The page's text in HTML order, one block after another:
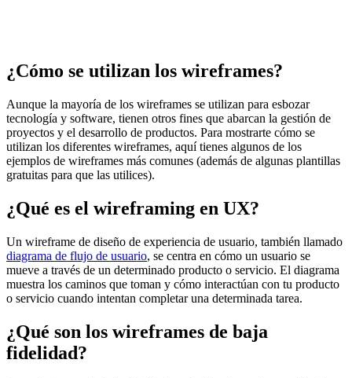
¿Cómo se utilizan los wireframes?
Aunque la mayoría de los wireframes se utilizan para esbozar
tecnología y software, tienen otros fines que abarcan la gestión de
proyectos y el desarrollo de productos. Para mostrarte cómo se
utilizan los diferentes wireframes, aquí tienes algunos de los
ejemplos de wireframes más comunes (además de algunas plantillas
gratuitas para que las utilices).
¿Qué es el wireframing en UX?
Un wireframe de diseño de experiencia de usuario, también llamado
diagrama de flujo de usuario, se centra en cómo un usuario se
mueve a través de un determinado producto o servicio. El diagrama
muestra los caminos que toman y cómo interactúan con tu producto
o servicio cuando intentan completar una determinada tarea.
¿Qué son los wireframes de baja
fidelidad?